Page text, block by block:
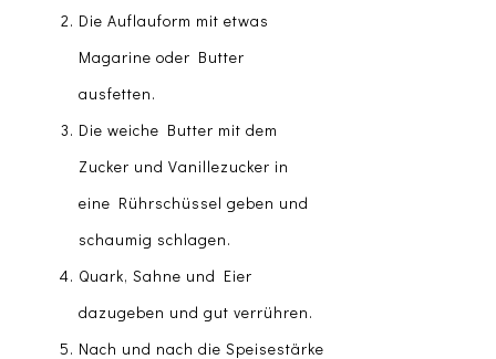
Die Auflauform mit etwas
Magarine oder Butter
ausfetten.
Die weiche Butter mit dem
Zucker und Vanillezucker in
eine Rührschüssel geben und
schaumig schlagen.
Quark, Sahne und Eier
dazugeben und gut verrühren.
Nach und nach die Speisestärke